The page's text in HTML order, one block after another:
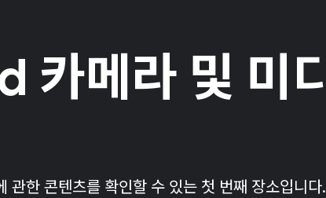
메라 및 미디
관한 콘텐츠를 확인할 수 있는 첫 번째 장소입니다.